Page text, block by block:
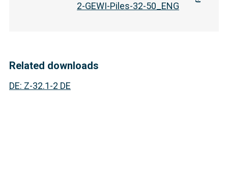
2-GEWI-Piles-32-50_ENG
Related downloads
DE: Z-32.1-2 DE